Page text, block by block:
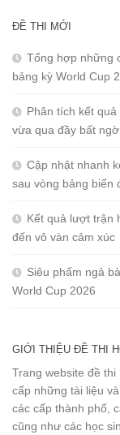
ĐỀ THI MỚI
Tổng hợp những
bảng kỳ World Cup
Phân tích kết
vừa qua đầy bất ngờ
Cập nhật nhanh
sau vòng bảng biến
Kết quả lượt trận
đến vô vàn cảm xúc
Siêu phẩm ngả
World Cup 2026
GIỚI THIỆU ĐỀ THI
Trang website đề
cấp những tài liệu
các cấp thành phố,
cũng như các học